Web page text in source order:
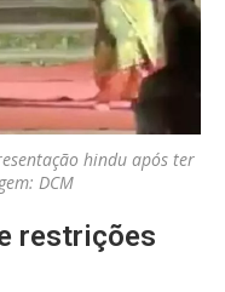
hindu após ter
DCM
restrições